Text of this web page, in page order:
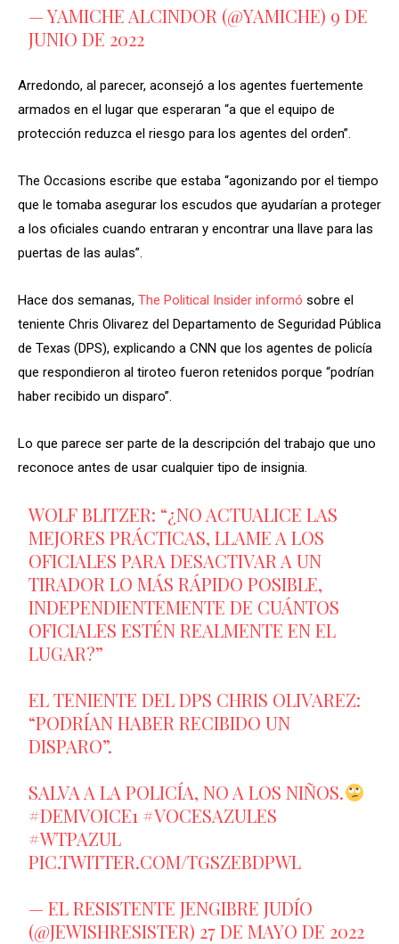
— YAMICHE ALCINDOR (@YAMICHE) 9 DE
JUNIO DE 2022
Arredondo, al parecer, aconsejó a los agentes fuertemente
armados en el lugar que esperaran “a que el equipo de
protección reduzca el riesgo para los agentes del orden”.
The Occasions escribe que estaba “agonizando por el tiempo
que le tomaba asegurar los escudos que ayudarían a proteger
a los oficiales cuando entraran y encontrar una llave para las
puertas de las aulas”.
Hace dos semanas, The Political Insider informó sobre el
teniente Chris Olivarez del Departamento de Seguridad Pública
de Texas (DPS), explicando a CNN que los agentes de policía
que respondieron al tiroteo fueron retenidos porque “podrían
haber recibido un disparo”.
Lo que parece ser parte de la descripción del trabajo que uno
reconoce antes de usar cualquier tipo de insignia.
WOLF BLITZER: “¿NO ACTUALICE LAS
MEJORES PRÁCTICAS, LLAME A LOS
OFICIALES PARA DESACTIVAR A UN
TIRADOR LO MÁS RÁPIDO POSIBLE,
INDEPENDIENTEMENTE DE CUÁNTOS
OFICIALES ESTÉN REALMENTE EN EL
LUGAR?”
EL TENIENTE DEL DPS CHRIS OLIVAREZ:
“PODRÍAN HABER RECIBIDO UN
DISPARO”.
SALVA A LA POLICÍA, NO A LOS NIÑOS.
#DEMVOICE1 #VOCESAZULES
#WTPAZUL
PIC.TWITTER.COM/TGSZEBDPWL
— EL RESISTENTE JENGIBRE JUDÍO
(@JEWISHRESISTER) 27 DE MAYO DE 2022